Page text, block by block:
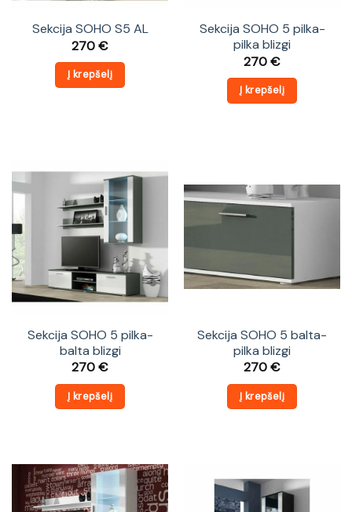
Sekcija SOHO S5 AL
270€
Į krepšelį
Sekcija SOHO 5 pilka-
pilka blizgi
270€
Į krepšelį
Sekcija SOHO 5 pilka-
balta blizgi
270€
Į krepšelį
Sekcija SOHO 5 balta-
pilka blizgi
270€
Į krepšelį